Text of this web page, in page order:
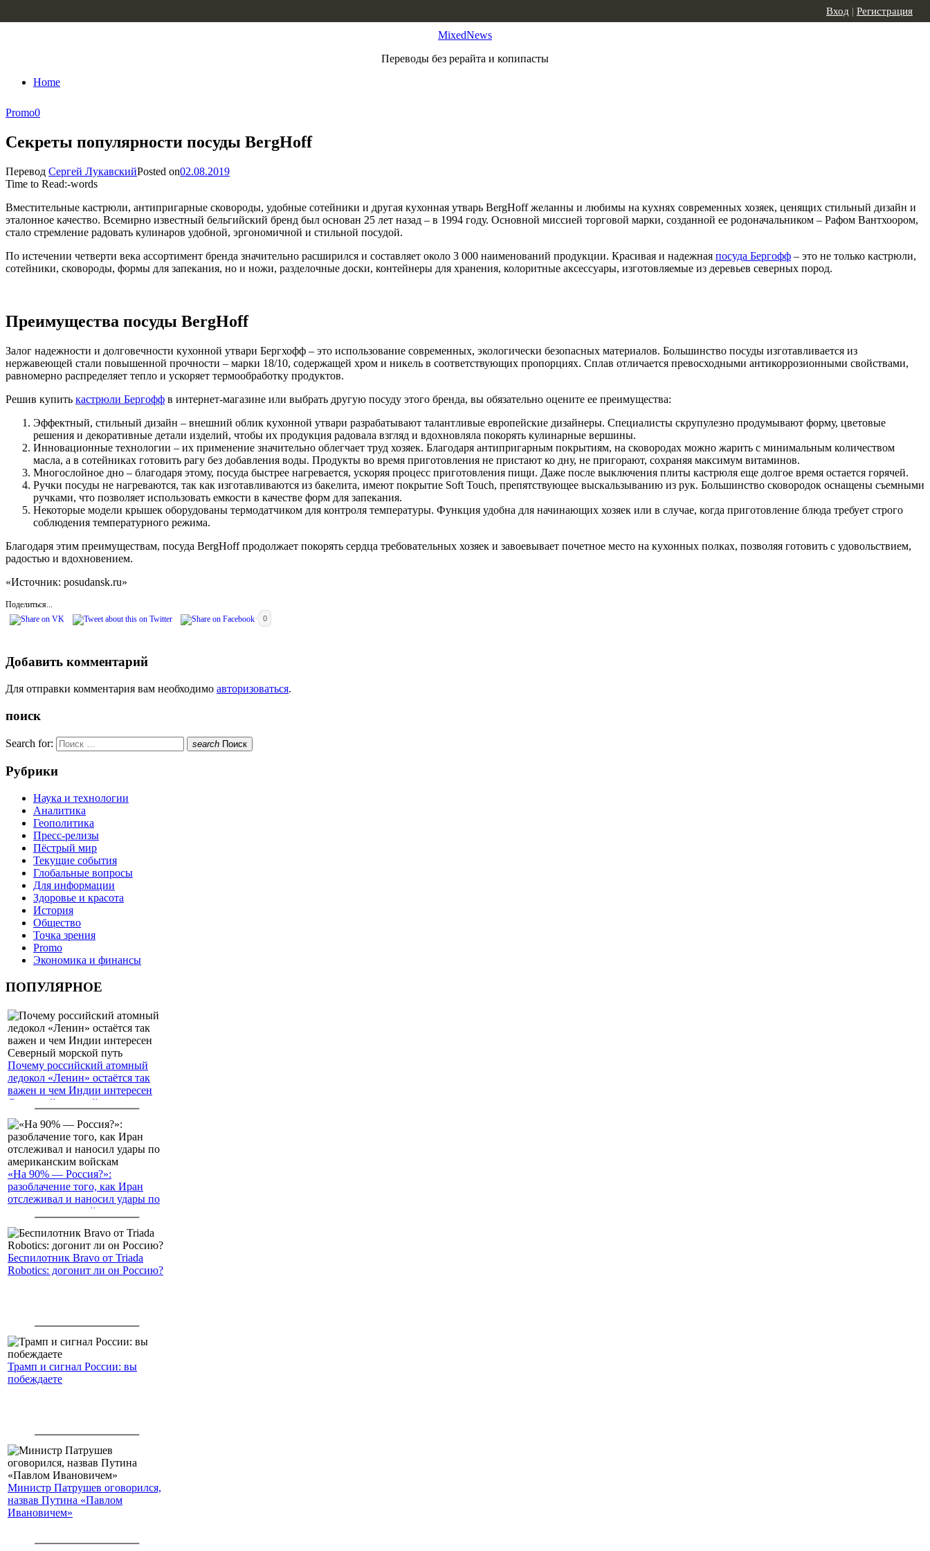
MixedNews
Переводы без рерайта и копипасты
Home
Вход | Регистрация
Promo0
Секреты популярности посуды BergHoff
Перевод Сергей ЛукавскийPosted on02.08.2019
Time to Read:-words
Вместительные кастрюли, антипригарные сковороды, удобные сотейники и другая кухонная утварь BergHoff желанны и любимы на кухнях современных хозяек, ценящих стильный дизайн и
эталонное качество. Всемирно известный бельгийский бренд был основан 25 лет назад – в 1994 году. Основной миссией торговой марки, созданной ее родоначальником – Рафом Вантхоором,
стало стремление радовать кулинаров удобной, эргономичной и стильной посудой.
По истечении четверти века ассортимент бренда значительно расширился и составляет около 3 000 наименований продукции. Красивая и надежная посуда Бергофф – это не только кастрюли,
сотейники, сковороды, формы для запекания, но и ножи, разделочные доски, контейнеры для хранения, колоритные аксессуары, изготовляемые из деревьев северных пород.
Преимущества посуды BergHoff
Залог надежности и долговечности кухонной утвари Бергхофф – это использование современных, экологически безопасных материалов. Большинство посуды изготавливается из
нержавеющей стали повышенной прочности – марки 18/10, содержащей хром и никель в соответствующих пропорциях. Сплав отличается превосходными антикоррозионными свойствами,
равномерно распределяет тепло и ускоряет термообработку продуктов.
Решив купить кастрюли Бергофф в интернет-магазине или выбрать другую посуду этого бренда, вы обязательно оцените ее преимущества:
Эффектный, стильный дизайн – внешний облик кухонной утвари разрабатывают талантливые европейские дизайнеры. Специалисты скрупулезно продумывают форму, цветовые
решения и декоративные детали изделий, чтобы их продукция радовала взгляд и вдохновляла покорять кулинарные вершины.
Инновационные технологии – их применение значительно облегчает труд хозяек. Благодаря антипригарным покрытиям, на сковородах можно жарить с минимальным количеством
масла, а в сотейниках готовить рагу без добавления воды. Продукты во время приготовления не пристают ко дну, не пригорают, сохраняя максимум витаминов.
Многослойное дно – благодаря этому, посуда быстрее нагревается, ускоряя процесс приготовления пищи. Даже после выключения плиты кастрюля еще долгое время остается горячей.
Ручки посуды не нагреваются, так как изготавливаются из бакелита, имеют покрытие Soft Touch, препятствующее выскальзыванию из рук. Большинство сковородок оснащены съемными
ручками, что позволяет использовать емкости в качестве форм для запекания.
Некоторые модели крышек оборудованы термодатчиком для контроля температуры. Функция удобна для начинающих хозяек или в случае, когда приготовление блюда требует строго
соблюдения температурного режима.
Благодаря этим преимуществам, посуда BergHoff продолжает покорять сердца требовательных хозяек и завоевывает почетное место на кухонных полках, позволяя готовить с удовольствием,
радостью и вдохновением.
«Источник: posudansk.ru»
Поделиться...
0
Добавить комментарий
Для отправки комментария вам необходимо авторизоваться.
поиск
Search for: search Поиск
Рубрики
Наука и технологии
Аналитика
Геополитика
Пресс-релизы
Пёстрый мир
Текущие события
Глобальные вопросы
Для информации
Здоровье и красота
История
Общество
Точка зрения
Promo
Экономика и финансы
ПОПУЛЯРНОЕ
Почему российский атомный
ледокол «Ленин» остаётся так
важен и чем Индии интересен
Северный морской путь
«На 90% — Россия?»:
разоблачение того, как Иран
отслеживал и наносил удары по
американским войскам
Беспилотник Bravo от Triada
Robotics: догонит ли он Россию?
Трамп и сигнал России: вы
побеждаете
Министр Патрушев оговорился,
назвав Путина «Павлом
Ивановичем»